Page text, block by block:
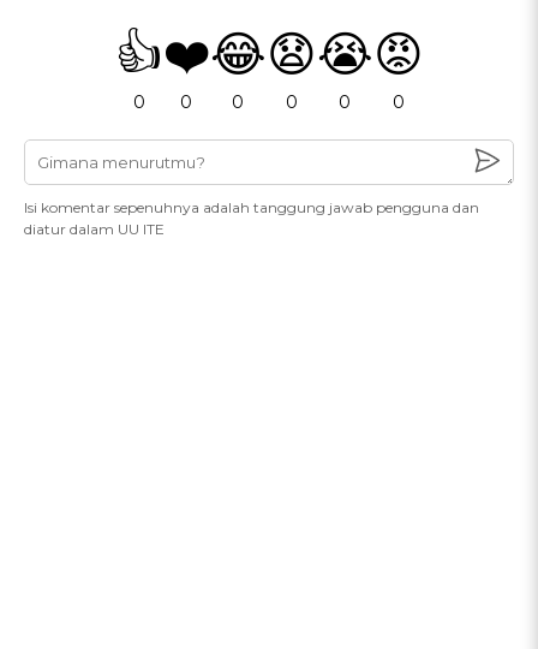
👍
0
❤️
0
😂
0
😧
0
😭
0
😡
0
Isi komentar sepenuhnya adalah tanggung jawab pengguna dan
diatur dalam UU ITE